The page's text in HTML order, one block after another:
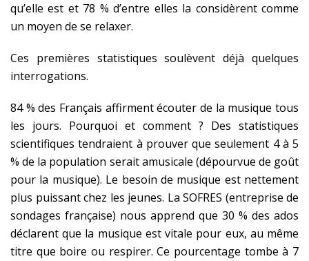
qu’elle est et 78 % d’entre elles la considèrent comme
un moyen de se relaxer.
Ces premières statistiques soulèvent déjà quelques
interrogations.
84 % des Français affirment écouter de la musique tous
les jours. Pourquoi et comment ? Des statistiques
scientifiques tendraient à prouver que seulement 4 à 5
% de la population serait amusicale (dépourvue de goût
pour la musique). Le besoin de musique est nettement
plus puissant chez les jeunes. La SOFRES (entreprise de
sondages française) nous apprend que 30 % des ados
déclarent que la musique est vitale pour eux, au même
titre que boire ou respirer. Ce pourcentage tombe à 7